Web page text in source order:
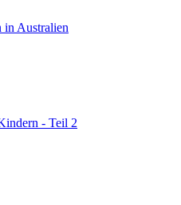
in Australien
- Teil 2